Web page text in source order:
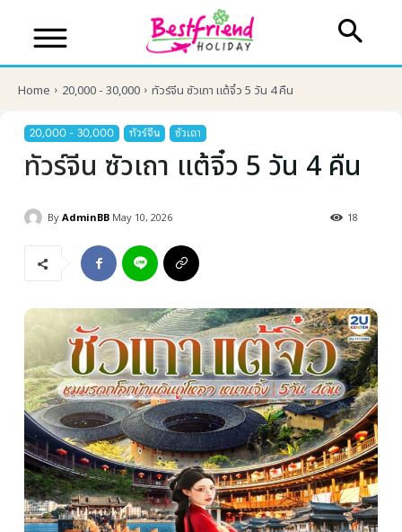
บริษัทเบสเฟรนด์ ฮอลิเดย์
เส้นทางที่ต้องการ
หน้าแรก
Home 20,000 - 30,000 ทัวร์จีน ซัวเถา แต้จิ๋ว 5 วัน 4 คืน
20,000 - 30,000 ทัวร์จีน ซัวเถา
ทัวร์จีน ซัวเถา แต้จิ๋ว 5 วัน 4 คืน
By AdminBB May 10, 2026 18